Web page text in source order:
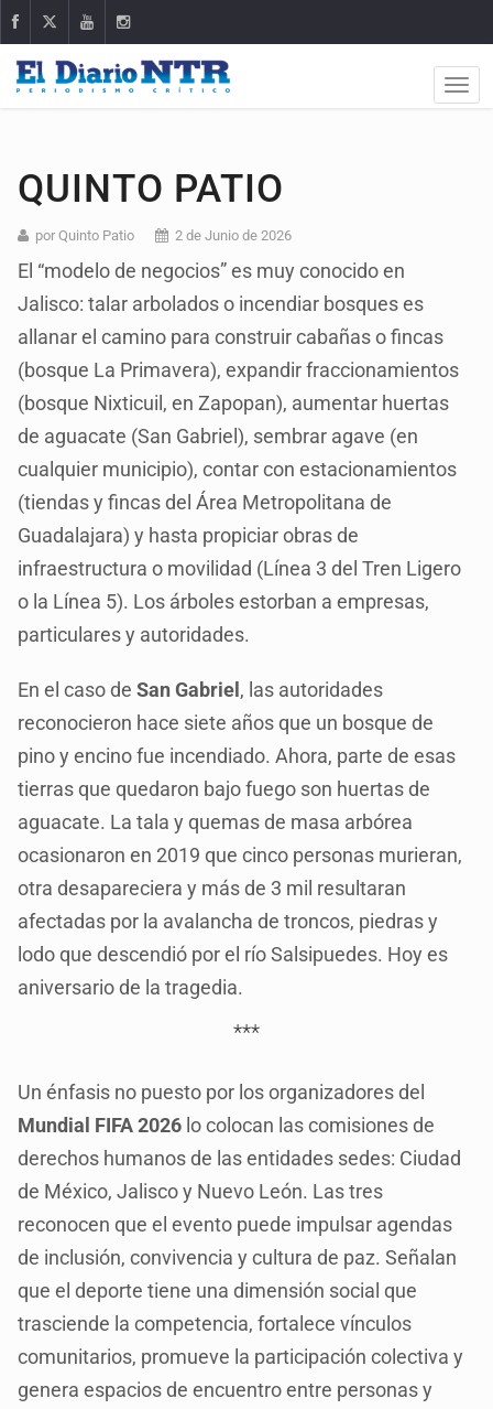
QUINTO PATIO
por Quinto Patio 2 de Junio de 2026
El “modelo de negocios” es muy conocido en
Jalisco: talar arbolados o incendiar bosques es
allanar el camino para construir cabañas o fincas
(bosque La Primavera), expandir fraccionamientos
(bosque Nixticuil, en Zapopan), aumentar huertas
de aguacate (San Gabriel), sembrar agave (en
cualquier municipio), contar con estacionamientos
(tiendas y fincas del Área Metropolitana de
Guadalajara) y hasta propiciar obras de
infraestructura o movilidad (Línea 3 del Tren Ligero
o la Línea 5). Los árboles estorban a empresas,
particulares y autoridades.
En el caso deSan Gabriel , las autoridades
reconocieron hace siete años que un bosque de
pino y encino fue incendiado. Ahora, parte de esas
tierras que quedaron bajo fuego son huertas de
aguacate. La tala y quemas de masa arbórea
ocasionaron en 2019 que cinco personas murieran,
otra desapareciera y más de 3 mil resultaran
afectadas por la avalancha de troncos, piedras y
lodo que descendió por el río Salsipuedes. Hoy es
aniversario de la tragedia.
***
Un énfasis no puesto por los organizadores del
Mundial FIFA 2026 lo colocan las comisiones de
derechos humanos de las entidades sedes: Ciudad
de México, Jalisco y Nuevo León. Las tres
reconocen que el evento puede impulsar agendas
de inclusión, convivencia y cultura de paz. Señalan
que el deporte tiene una dimensión social que
trasciende la competencia, fortalece vínculos
comunitarios, promueve la participación colectiva y
genera espacios de encuentro entre personas y